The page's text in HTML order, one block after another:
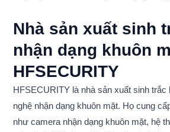
Nhà sản xuất sinh
nhận dạng khuôn
HFSECURITY
HFSECURITY là nhà sản xuất sinh
nghệ nhận dạng khuôn mặt. Họ cung
như camera nhận dạng khuôn mặt, hệ